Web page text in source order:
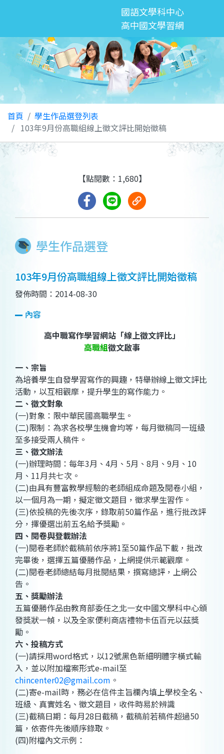
國語文學科中心
高中國文學習網
首頁
學生作品選登列表
103年9月份高職組線上徵文評比開始徵稿
學生作品選登
【點閱數：1,680】
103年9月份高職組線上徵文評比開始徵稿
發佈時間：2014-08-30
內容
高中職寫作學習網站「線上徵文評比」
高職組徵文啟事
一、宗旨
為培養學生自發學習寫作的興趣，特舉辦線上徵文評比
活動，以互相觀摩，提升學生的寫作能力。
二、徵文對象
(一)對象：限中華民國高職學生。
(二)限制：為求各校學生機會均等，每月徵稿同一班級
至多接受兩人稿件。
三、徵文辦法
(一)辦理時間：每年3月、4月、5月、8月、9月、10
月、11月共七次。
(二)由具有豐富教學經驗的老師組成命題及閱卷小組，
以一個月為一期，擬定徵文題目，徵求學生習作。
(三)依投稿的先後次序，錄取前50篇作品，進行批改評
分，擇優選出前五名給予獎勵。
四、閱卷與登載辦法
(一)閱卷老師於截稿前依序將1至50篇作品下載，批改
完畢後，選擇五篇優勝作品，上網提供示範觀摩。
(二)閱卷老師總結每月批閱結果，撰寫總評，上網公
告。
五、獎勵辦法
五篇優勝作品由教育部委任之北一女中國文學科中心頒
發獎狀一幀，以及全家便利商店禮物卡伍百元以茲獎
勵。
六、投稿方式
(一)請採用word格式，以12號黑色新細明體字橫式輸
入，並以附加檔案形式e-mail至
chincenter02@gmail.com 。
(二)寄e-mail時，務必在信件主旨欄內填上學校全名、
班級、真實姓名、徵文題目，收件時易於辨識
(三)截稿日期：每月28日截稿，截稿前若稿件超過50
篇，依寄件先後順序錄取。
(四)附檔內文示例：